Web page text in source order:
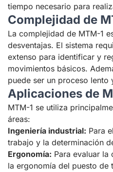
tiempo necesario para
Complejidad de
La complejidad de MTM-1
desventajas. El sistema
extenso para identificar y
movimientos básicos.
puede ser un proceso lento
Aplicaciones de
MTM-1 se utiliza
áreas:
Ingeniería industrial: Para
trabajo y la determinación
Ergonomía: Para evaluar
la ergonomía del puesto de